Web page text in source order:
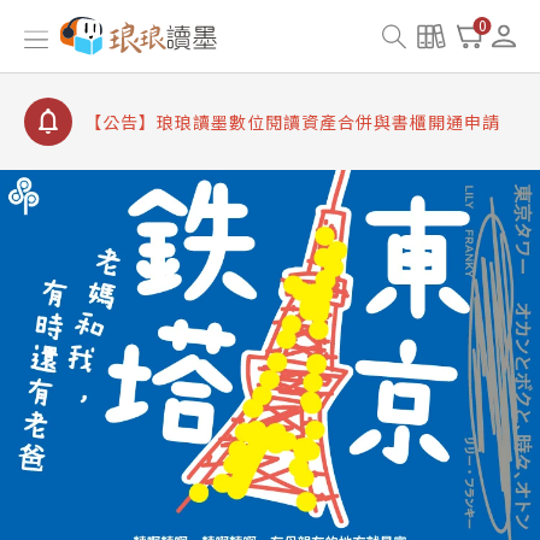
0
【公告】琅琅書店服務升級重要說明及資產合併結果
查詢
【公告】因 Readmoo 讀墨系統維護中，本站同步暫
【公告】琅琅讀墨數位閱讀資產合併與書櫃開通申請
【公告】琅琅讀墨書櫃開通常見問題
【公告】琅琅讀墨 3 分鐘完成書櫃開通與資產合併申
請圖文教學
【公告】琅琅書店服務升級重要說明及資產合併結果
查詢
【公告】因 Readmoo 讀墨系統維護中，本站同步暫
停部分閱讀服務